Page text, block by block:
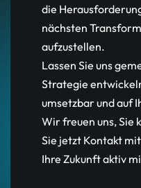
die
nächsten
aufzustellen.
Lassen Sie uns
Strategie
umsetzbar und auf
Wir freuen uns, Sie
Sie jetzt Kontakt
Ihre Zukunft aktiv